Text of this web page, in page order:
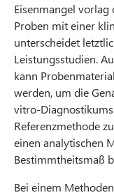
Eisenmangel
Proben mit einer
unterscheidet
Leistungsstudien.
kann
werden, um die
vitro-
Referenzmethode
einen analytischen
Bestimmtheitsmaß
Bei einem